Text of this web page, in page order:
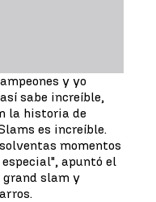
y yo
sabe increíble,
la historia de
es increíble.
momentos
apuntó el
slam y